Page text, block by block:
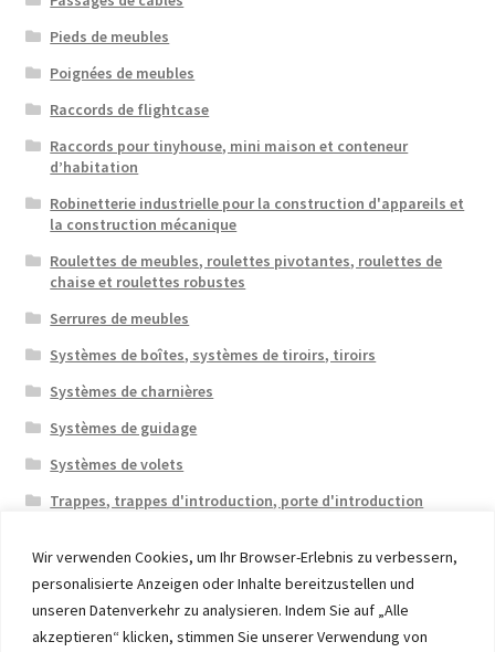
Wir verwenden Cookies, um Ihr Browser-Erlebnis zu verbessern,
personalisierte Anzeigen oder Inhalte bereitzustellen und
unseren Datenverkehr zu analysieren. Indem Sie auf „Alle
akzeptieren“ klicken, stimmen Sie unserer Verwendung von
Pieds de meubles
Poignées de meubles
Raccords de flightcase
Raccords pour tinyhouse, mini maison et conteneur
d’habitation
Robinetterie industrielle pour la construction d'appareils et
la construction mécanique
Roulettes de meubles, roulettes pivotantes, roulettes de
chaise et roulettes robustes
Serrures de meubles
Systèmes de boîtes, systèmes de tiroirs, tiroirs
Systèmes de charnières
Systèmes de guidage
Systèmes de volets
Trappes, trappes d'introduction, porte d'introduction